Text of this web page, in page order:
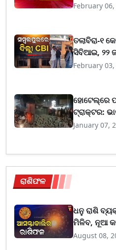
ସୁବୋଧ ସିଂ
February
ତଲାବିରା-୧
ସିବିଆଇ, ୨୨
ନୋଟିସ୍
February
ହୋଟେଲ୍‌ରେ
ଟ୍ରାକ୍ଟର:
ସ୍ଥିତି
January 07,
ରାଶିଫଳ
ଧନୁ ରାଶି
ମିଳିବ, ନୂଆ
August 08,